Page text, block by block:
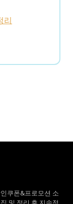
리
쿠폰&프로모션 소